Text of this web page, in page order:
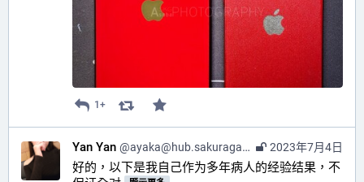
1+
2023年7月4日
Yan Yan @ayaka@hub.sakuragawa.moe
好的，以下是我自己作为多年病人的经验结果，不